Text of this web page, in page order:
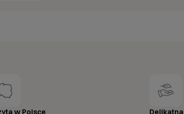
w Polsce